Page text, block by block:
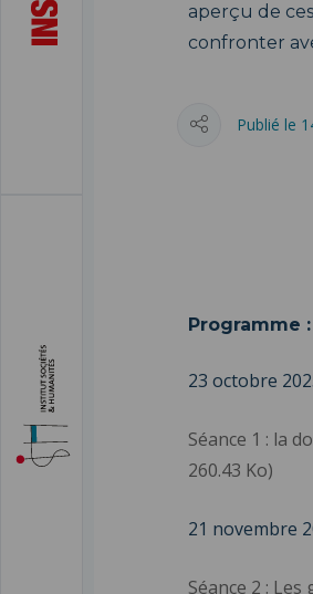
aperçu de
confronter
Publié le
Programme :
23 octobre
Séance 1 : la
260.43 Ko)
21 novembre
Séance 2 :